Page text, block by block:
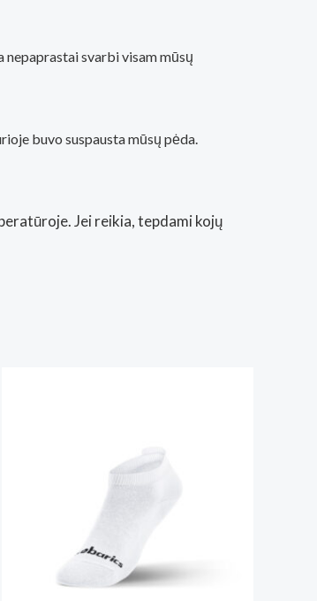
svarbi visam mūsų
buvo suspausta mūsų pėda.
Jei reikia, tepdami kojų